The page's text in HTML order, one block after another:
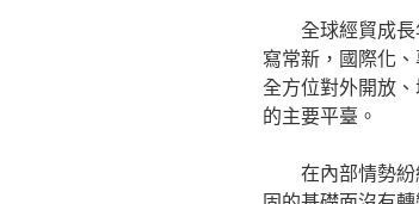
全球經貿成
寫常新，國際化
全方位對外開放
的主要平臺。
在內部情勢